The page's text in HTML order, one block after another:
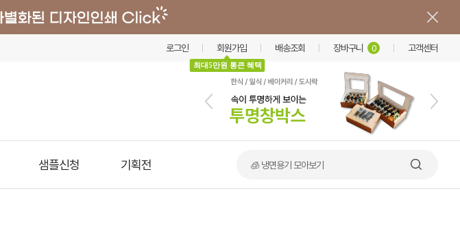
로그인 회원가입
최대5만원 통큰 혜택
배송조회 장바구니 0 고객센터
샘플신청 기획전 🍲 덮밥·비빔밥 가마솥용기